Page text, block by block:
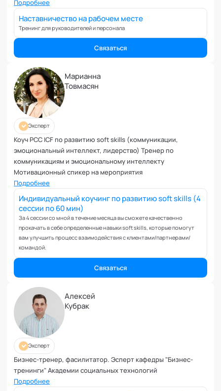
Возрастные кризисы
Воспитание
Депрессия
Долголетие и качество жизни
Зависимости
Защита от манипуляций
Иммунитет
Клиентский менеджмент
Когнитивные способности
Коммуникационная стратегия
Корпоративная антропология
Корпоративная культура и этика
Коучинг команд
Коучинг руководителей
Наставничество
Обучение и образовательные программы
Оргконсультирование
Эксперт кафедры "Технологии командного менеджмента"
Академии социальных технологий
Подробнее
Наставничество на рабочем месте
Тренинг для руководителей и персонала
Связаться
Марианна
Товмасян
Эксперт
Коуч PCC ICF по развитию soft skills (коммуникации,
эмоциональный интеллект, лидерство) Тренер по
коммуникациям и эмоциональному интеллекту
Мотивационный спикер на мероприятия
Подробнее
Индивидуальный коучинг по развитию soft skills (4
сессии по 60 мин)
За 4 сессии со мной в течение месяца вы сможете качественно
прокачать в себе определенные навыки soft skills, которые помогут
вам улучшить процесс взаимодействия с клиентами/партнерами/
командой.
Связаться
Алексей
Кубрак
Эксперт
Бизнес-тренер, фасилитатор. Эсперт кафедры "Бизнес-
тренинги" Академии социальных технологий
Подробнее